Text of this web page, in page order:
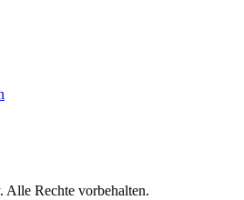
. Alle Rechte vorbehalten.